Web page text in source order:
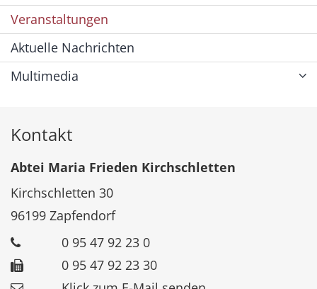
Veranstaltungen
Aktuelle Nachrichten
Multimedia
Kontakt
Abtei Maria Frieden Kirchschletten
Kirchschletten 30
96199 Zapfendorf
0 95 47 92 23 0
0 95 47 92 23 30